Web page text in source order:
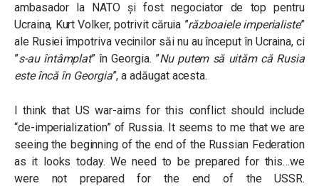
ambasador la NATO și fost negociator de top pentru
Ucraina, Kurt Volker, potrivit căruia ”războaiele imperialiste”
ale Rusiei împotriva vecinilor săi nu au început în Ucraina, ci
”s-au întâmplat” în Georgia. ”Nu putem să uităm că Rusia
este încă în Georgia”, a adăugat acesta.
I think that US war-aims for this conflict should include
“de-imperialization” of Russia. It seems to me that we are
seeing the beginning of the end of the Russian Federation
as it looks today. We need to be prepared for this…we
were not prepared for the end of the USSR.